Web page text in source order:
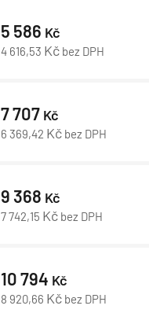
5 586 Kč
4 616,53 Kč bez DPH
7 707 Kč
6 369,42 Kč bez DPH
9 368 Kč
7 742,15 Kč bez DPH
10 794 Kč
8 920,66 Kč bez DPH